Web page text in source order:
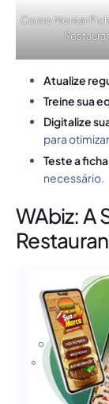
Como Montar
Atualize
Treine sua
Digitalize
para
Teste a
necessário.
WAbiz: A